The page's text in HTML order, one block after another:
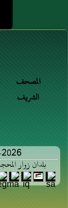
المصحف
الشريف
بلدان زوار